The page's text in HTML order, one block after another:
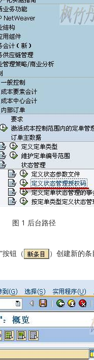
图 1 后台路径
按钮（ ）创建新的条